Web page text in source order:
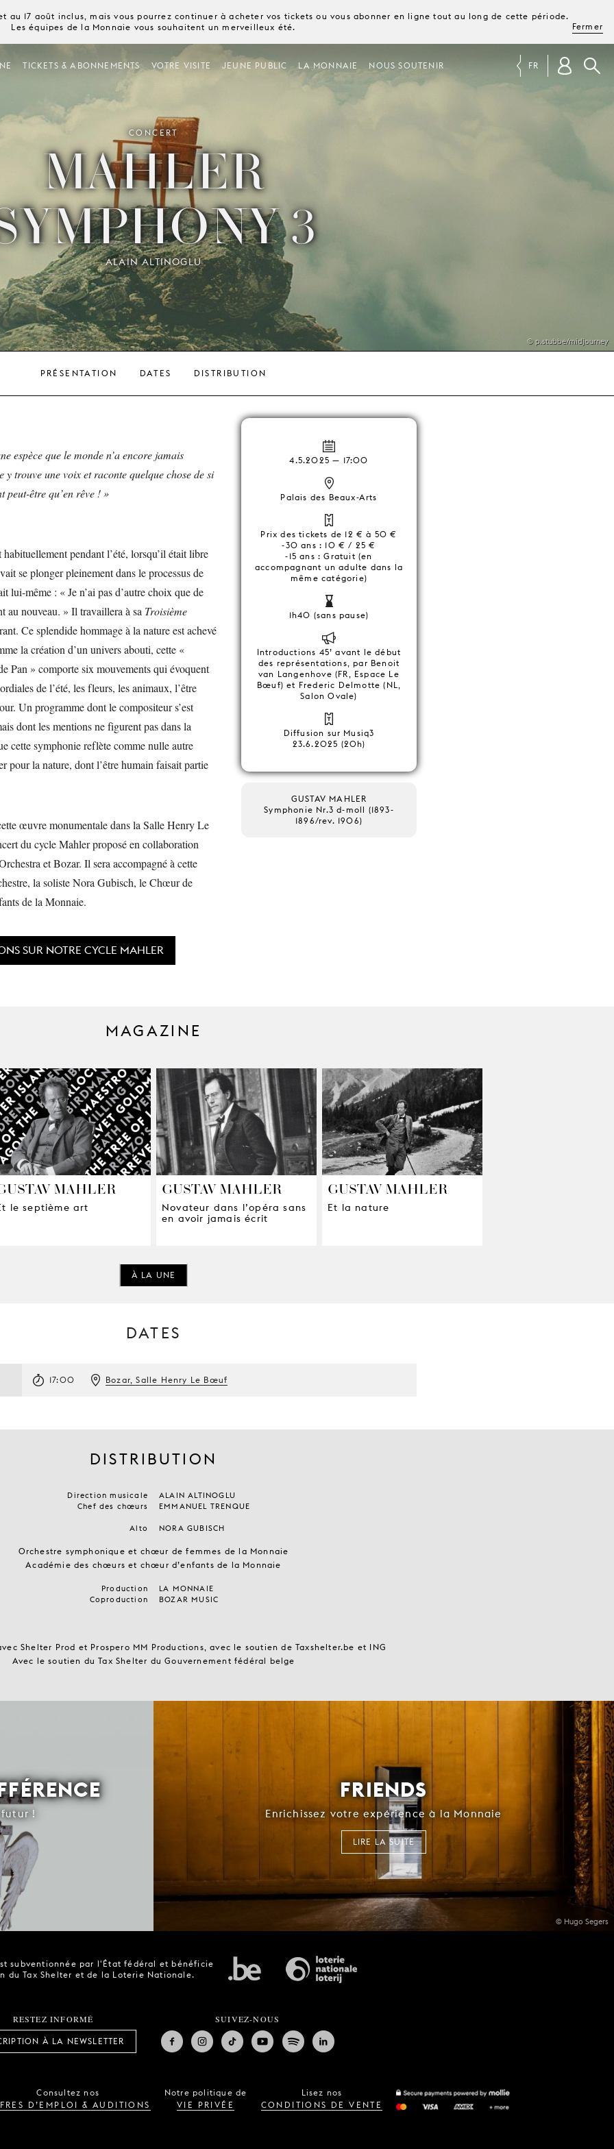
au 17 août inclus, mais vous pourrez continuer à acheter vos tickets ou vous abonner en ligne tout au long de cette période.
Les équipes de la Monnaie vous souhaitent un merveilleux été.
Fermer
TICKETS & ABONNEMENTS VOTRE VISITE JEUNE PUBLIC LA MONNAIE NOUS SOUTENIR FR
© p.stubbe/midjourney
CONCERT
MAHLER
3
ALAIN ALTINOGLU
PRÉSENTATION DATES DISTRIBUTION
espèce que le monde n’a encore jamais
y trouve une voix et raconte quelque chose de si
peut-être qu’en rêve ! »
pendant l’été, lorsqu’il était libre
se plonger pleinement dans le processus de
lui-même : « Je n’ai pas d’autre choix que de
au nouveau. » Il travaillera à sa Troisième
Ce splendide hommage à la nature est achevé
la création d’un univers abouti, cette «
Pan » comporte six mouvements qui évoquent
de l’été, les fleurs, les animaux, l’être
Un programme dont le compositeur s’est
dont les mentions ne figurent pas dans la
cette symphonie reflète comme nulle autre
pour la nature, dont l’être humain faisait partie
œuvre monumentale dans la Salle Henry Le
du cycle Mahler proposé en collaboration
et Bozar. Il sera accompagné à cette
la soliste Nora Gubisch, le Chœur de
de la Monnaie.
SUR NOTRE CYCLE MAHLER
4.5.2025 — 17:00
Palais des Beaux-Arts
Prix des tickets de 12 € à 50 €
-30 ans : 10 € / 25 €
-15 ans : Gratuit (en
accompagnant un adulte dans la
même catégorie)
1h40 (sans pause)
Introductions 45’ avant le début
des représentations, par Benoit
van Langenhove (FR, Espace Le
Bœuf) et Frederic Delmotte (NL,
Salon Ovale)
Diffusion sur Musiq3
23.6.2025 (20h)
GUSTAV MAHLER
Symphonie Nr.3 d-moll (1893-
1896/rev. 1906)
MAGAZINE
MAHLER
le septième art
GUSTAV MAHLER
Novateur dans l’opéra sans
en avoir jamais écrit
GUSTAV MAHLER
Et la nature
À LA UNE
DATES
17:00 Bozar, Salle Henry Le Bœuf
DISTRIBUTION
Direction musicale
ALAIN ALTINOGLU
Chef des chœurs
EMMANUEL TRENQUE
Alto NORA GUBISCH
Orchestre symphonique et chœur de femmes de la Monnaie
Académie des chœurs et chœur d’enfants de la Monnaie
Production
LA MONNAIE
Coproduction
BOZAR MUSIC
Shelter Prod et Prospero MM Productions, avec le soutien de Taxshelter.be et ING
Avec le soutien du Tax Shelter du Gouvernement fédéral belge
!
© Hugo Segers
FRIENDS
Enrichissez votre expérience à la Monnaie
LIRE LA SUITE
subventionnée par l'État fédéral et bénéficie
du Tax Shelter et de la Loterie Nationale.
RESTEZ INFORMÉ
À LA NEWSLETTER
SUIVEZ-NOUS
Consultez nos
D’EMPLOI & AUDITIONS
Notre politique de
VIE PRIVÉE
Lisez nos
CONDITIONS DE VENTE